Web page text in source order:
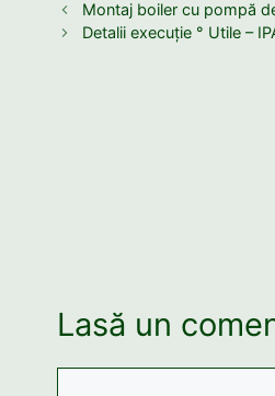
Montaj boiler cu pompă
Detalii execuție ° Utile –
Lasă un